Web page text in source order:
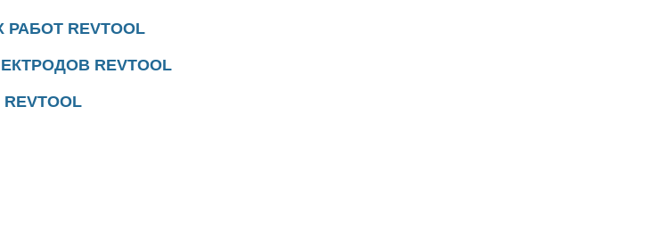
РАБОТ REVTOOL
REVTOOL
REVTOOL